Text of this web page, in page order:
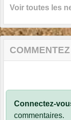
Voir toutes les
Connectez-
commentaires.